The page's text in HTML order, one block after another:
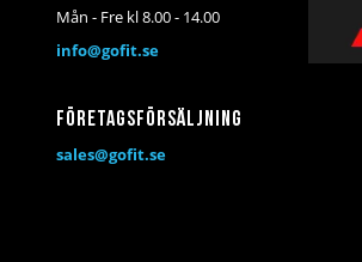
Mån - Fre kl 8.00 - 14.00
info@gofit.se
Företagsförsäljning
sales@gofit.se